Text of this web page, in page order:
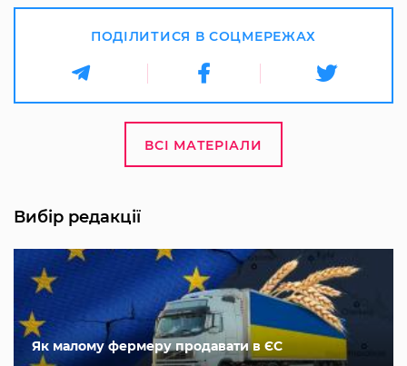
ПОДІЛИТИСЯ В СОЦМЕРЕЖАХ
ВСІ МАТЕРІАЛИ
Вибір редакції
Як малому фермеру продавати в ЄС